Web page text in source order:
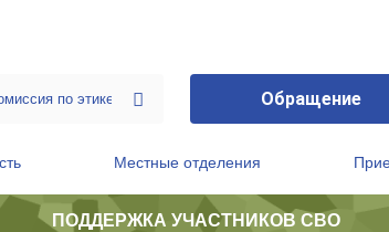
Обращение
Местные отделения
ПОДДЕРЖКА УЧАСТНИКОВ СВО